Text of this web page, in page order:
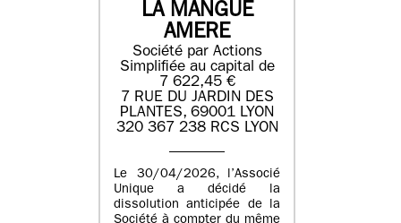
LA MANGUE
AMERE
Société par Actions
Simplifiée au capital de
7 622,45 €
7 RUE DU JARDIN DES
PLANTES, 69001 LYON
320 367 238 RCS LYON
Le 30/04/2026, l’Associé
Unique a décidé la
dissolution anticipée de la